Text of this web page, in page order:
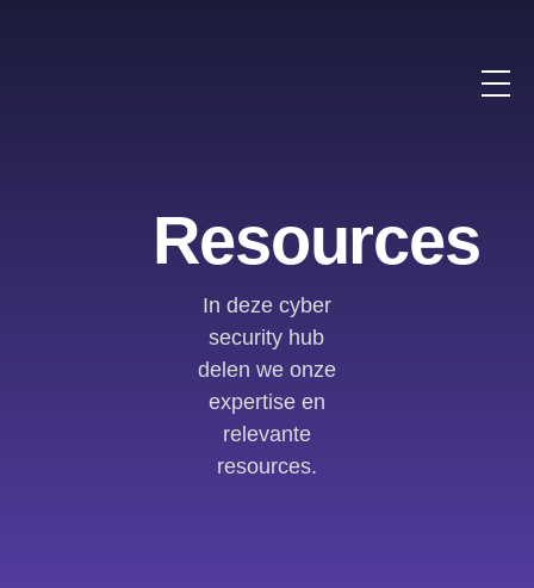
Resources
In deze cyber
security hub
delen we onze
expertise en
relevante
resources.